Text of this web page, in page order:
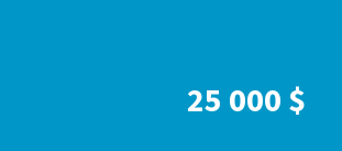
25 000 $